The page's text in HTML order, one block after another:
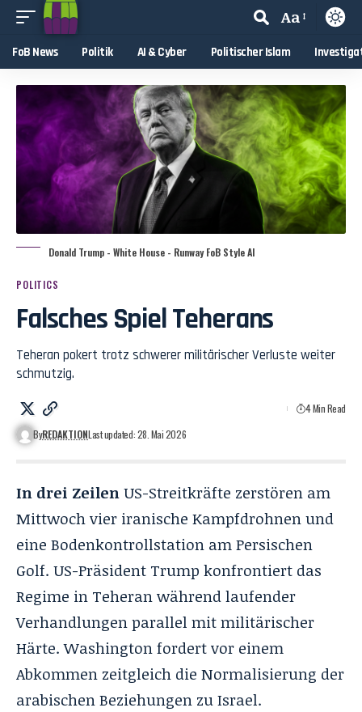
Aa
FoB News Politik AI & Cyber Politischer Islam
Donald Trump - White House - Runway FoB Style AI
POLITICS
Falsches Spiel Teherans
Teheran pokert trotz schwerer militärischer Verluste weiter
schmutzig.
ByREDAKTIONLast updated: 28. Mai 2026
4 Min Read
In drei ZeilenUS-Streitkräfte zerstören am
Mittwoch vier iranische Kampfdrohnen und
eine Bodenkontrollstation am Persischen
Golf. US-Präsident Trump konfrontiert das
Regime in Teheran während laufender
Verhandlungen parallel mit militärischer
Härte. Washington fordert vor einem
Abkommen zeitgleich die Normalisierung der
arabischen Beziehungen zu Israel.